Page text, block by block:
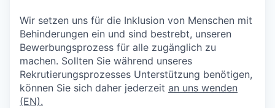
Wir setzen uns für die Inklusion von Menschen mit
Behinderungen ein und sind bestrebt, unseren
Bewerbungsprozess für alle zugänglich zu
machen. Sollten Sie während unseres
Rekrutierungsprozesses Unterstützung benötigen,
können Sie sich daher jederzeit an uns wenden
(EN).